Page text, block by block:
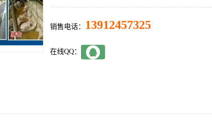
销售电话： 13912457325
在线QQ：